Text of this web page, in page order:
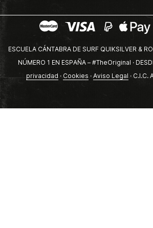
ESCUELA CÁNTABRA DE SURF QUIKSILVER &
NÚMERO 1 EN ESPAÑA – #TheOriginal ·
privacidad · Cookies · Aviso Legal · C.I.C.